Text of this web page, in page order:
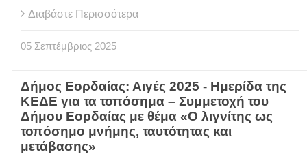
Διαβάστε Περισσότερα
05 Σεπτέμβριος 2025
Δήμος Εορδαίας: Αιγές 2025 - Ημερίδα της
ΚΕΔΕ για τα τοπόσημα – Συμμετοχή του
Δήμου Εορδαίας με θέμα «Ο λιγνίτης ως
τοπόσημο μνήμης, ταυτότητας και
μετάβασης»